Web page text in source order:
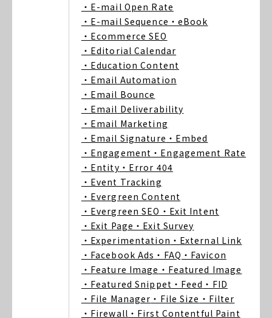
・E-mail Open Rate
・E-mail Sequence ・eBook
・Ecommerce SEO
・Editorial Calendar
・Education Content
・Email Automation
・Email Bounce
・Email Deliverability
・Email Marketing
・Email Signature ・Embed
・Engagement ・Engagement Rate
・Entity ・Error 404
・Event Tracking
・Evergreen Content
・Evergreen SEO ・Exit Intent
・Exit Page ・Exit Survey
・Experimentation ・External Link
・Facebook Ads ・FAQ ・Favicon
・Feature Image ・Featured Image
・Featured Snippet ・Feed ・FID
・File Manager ・File Size ・Filter
・Firewall ・First Contentful Paint